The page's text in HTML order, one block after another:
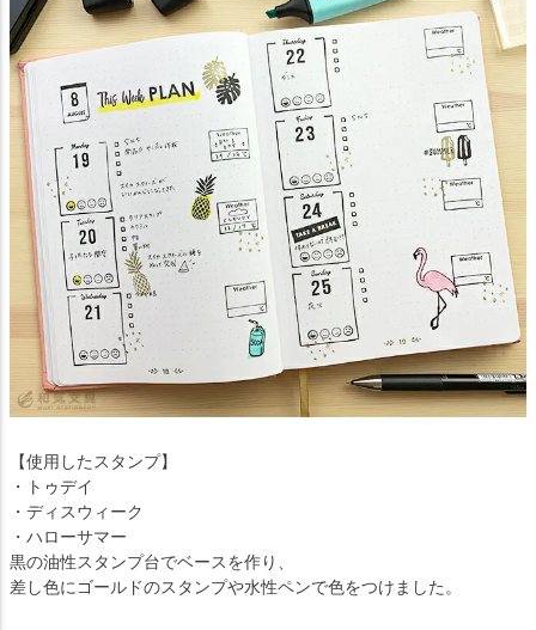
【使用したスタンプ】
・トゥデイ
・ディスウィーク
・ハローサマー
黒の油性スタンプ台でベースを作り、
差し色にゴールドのスタンプや水性ペンで色をつけました。